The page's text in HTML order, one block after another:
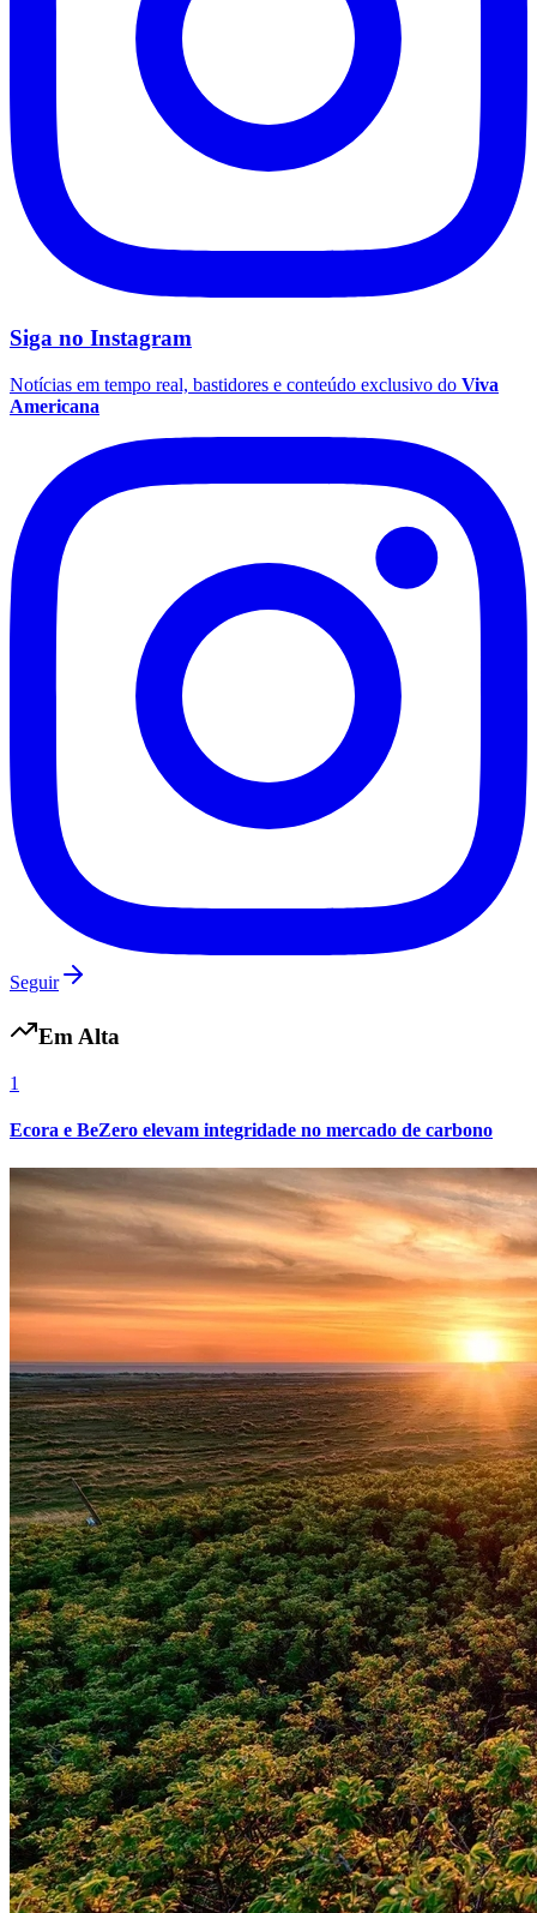
Vasco
Siga no Instagram
Notícias em tempo real, bastidores e conteúdo exclusivo do Viva
Americana
Seguir
Em Alta
1
Ecora e BeZero elevam integridade no mercado de carbono